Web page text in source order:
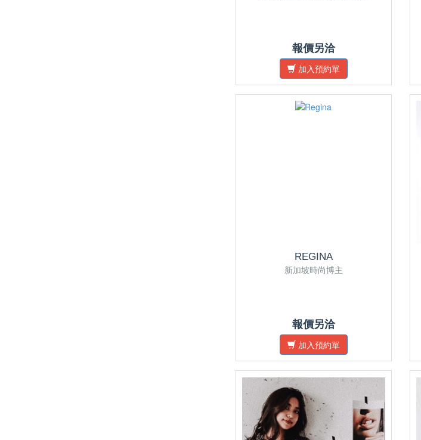
報價另洽
加入預約單
REGINA
新加坡時尚博主
報價另洽
加入預約單